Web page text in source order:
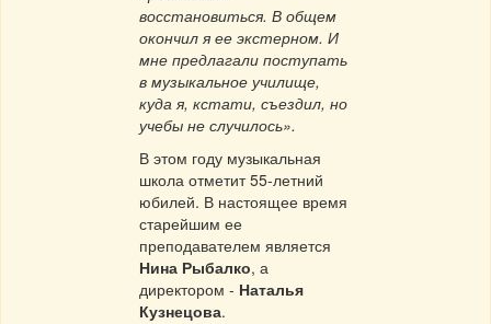
восстановиться. В общем
окончил я ее экстерном. И
мне предлагали поступать
в музыкальное училище,
куда я, кстати, съездил, но
учебы не случилось».
В этом году музыкальная
школа отметит 55-летний
юбилей. В настоящее время
старейшим ее
преподавателем является
Нина Рыбалко, а
директором - Наталья
Кузнецова.